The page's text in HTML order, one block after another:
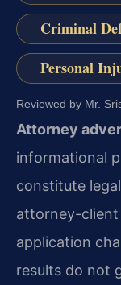
Criminal
Personal
Reviewed by Mr.
Attorney
informational
constitute
attorney-client
application
results do not